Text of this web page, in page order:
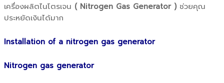
เครื่องผลิตไนโตรเจน ( Nitrogen Gas Generator ) ช่วยคุณ
ประหยัดเงินได้มาก
Installation of a nitrogen gas generator
Nitrogen gas generator